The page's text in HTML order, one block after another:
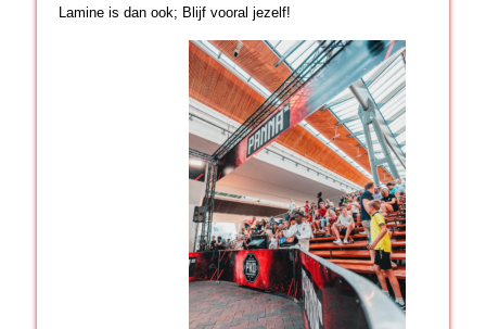
Lamine is dan ook; Blijf vooral jezelf!